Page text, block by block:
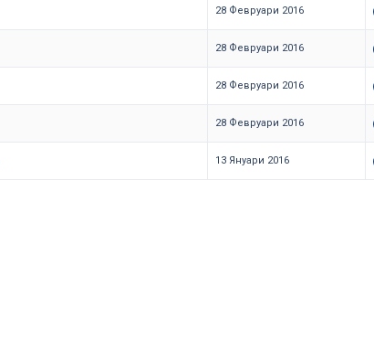
28 Февруари 2016
28 Февруари 2016
28 Февруари 2016
28 Февруари 2016
13 Януари 2016